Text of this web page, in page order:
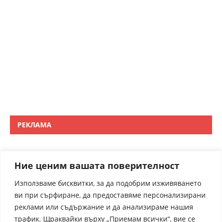
Ние ценим вашата поверителност
Използваме бисквитки, за да подобрим изживяването
ви при сърфиране, да предоставяме персонализирани
реклами или съдържание и да анализираме нашия
трафик. Щраквайки върху „Приемам всички“, вие се
РЕКЛАМА